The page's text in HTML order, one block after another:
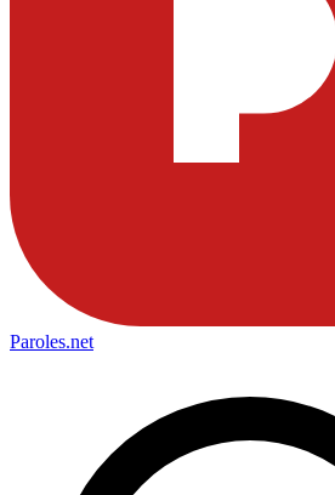
Paroles.net